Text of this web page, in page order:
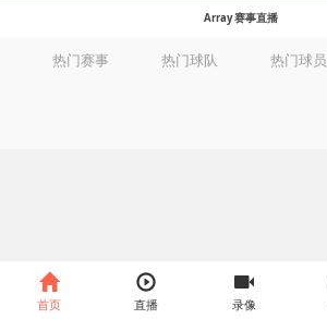
Array 赛事直播
首页 直播 录像
热门赛事 热门球队 热门球员